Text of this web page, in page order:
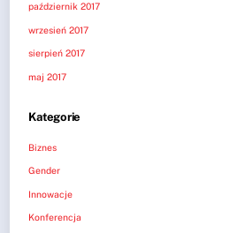
październik 2017
wrzesień 2017
sierpień 2017
maj 2017
Kategorie
Biznes
Gender
Innowacje
Konferencja